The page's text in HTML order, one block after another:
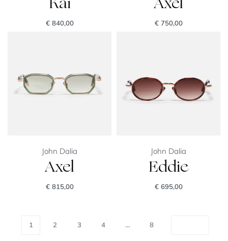
Kai
€840,00
Axel
€750,00
John Dalia
Axel
€815,00
John Dalia
Eddie
€695,00
1 2 3 4 … 8